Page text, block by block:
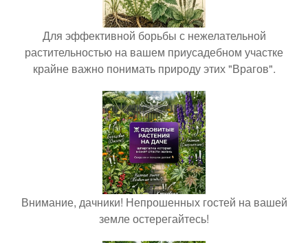
Для эффективной борьбы с нежелательной
растительностью на вашем приусадебном участке
крайне важно понимать природу этих "Врагов".
Внимание, дачники! Непрошенных гостей на вашей
земле остерегайтесь!